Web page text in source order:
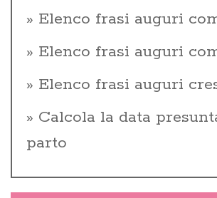
Elenco frasi auguri
Elenco frasi auguri
Elenco frasi auguri
Calcola la data
parto